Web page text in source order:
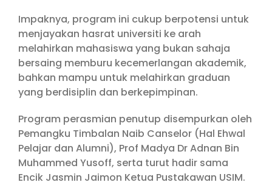
Impaknya, program ini cukup berpotensi untuk
menjayakan hasrat universiti ke arah
melahirkan mahasiswa yang bukan sahaja
bersaing memburu kecemerlangan akademik,
bahkan mampu untuk melahirkan graduan
yang berdisiplin dan berkepimpinan.
Program perasmian penutup disempurkan oleh
Pemangku Timbalan Naib Canselor (Hal Ehwal
Pelajar dan Alumni), Prof Madya Dr Adnan Bin
Muhammed Yusoff, serta turut hadir sama
Encik Jasmin Jaimon Ketua Pustakawan USIM.